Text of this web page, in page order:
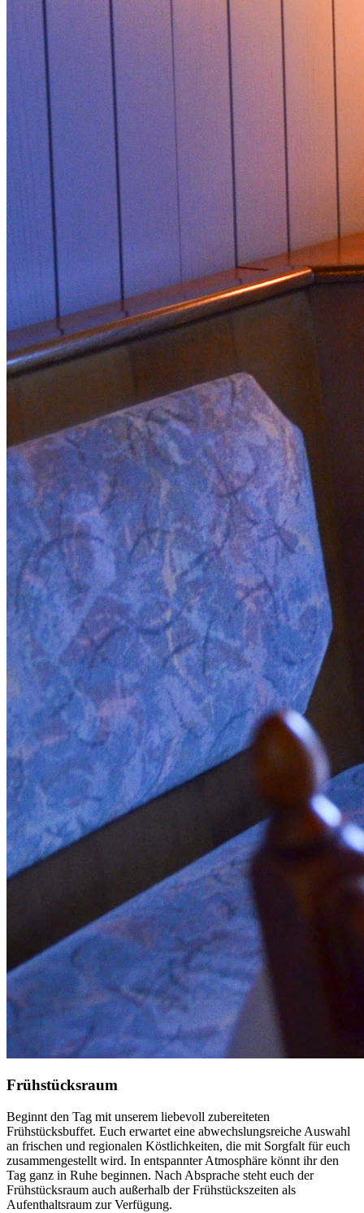
Frühstücksraum
Beginnt den Tag mit unserem liebevoll zubereiteten
Frühstücksbuffet. Euch erwartet eine abwechslungsreiche Auswahl
an frischen und regionalen Köstlichkeiten, die mit Sorgfalt für euch
zusammengestellt wird. In entspannter Atmosphäre könnt ihr den
Tag ganz in Ruhe beginnen. Nach Absprache steht euch der
Frühstücksraum auch außerhalb der Frühstückszeiten als
Aufenthaltsraum zur Verfügung.